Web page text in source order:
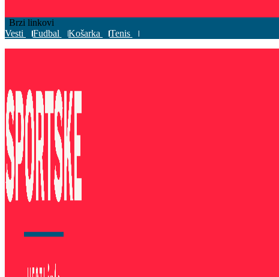
Brzi linkovi
Vesti
Fudbal Košarka Tenis